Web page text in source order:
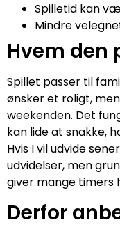
Spilletid kan
Mindre
Hvem den
Spillet passer til
ønsker et roligt,
weekenden. Det
kan lide at snakke,
Hvis I vil udvide
udvidelser, men
giver mange timers
Derfor